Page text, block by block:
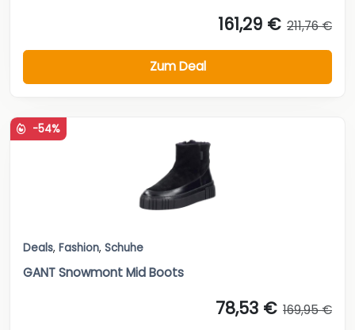
161,29 € 211,76 €
Zum Deal
-54%
Deals, Fashion, Schuhe
GANT Snowmont Mid Boots
78,53 € 169,95 €